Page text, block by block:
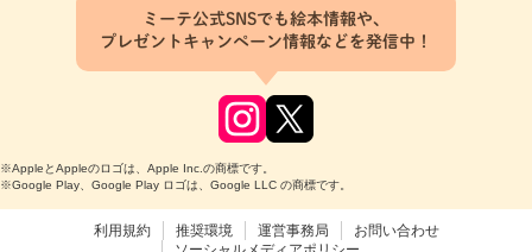
ミーテ公式SNSでも絵本情報や、
プレゼントキャンペーン情報などを発信中！
※AppleとAppleのロゴは、Apple Inc.の商標です。
※Google Play、Google Play ロゴは、Google LLC の商標です。
利用規約 推奨環境 運営事務局
お問い合わせ